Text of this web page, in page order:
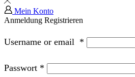
Mein Konto
Anmeldung Registrieren
Username or email *
Passwort *